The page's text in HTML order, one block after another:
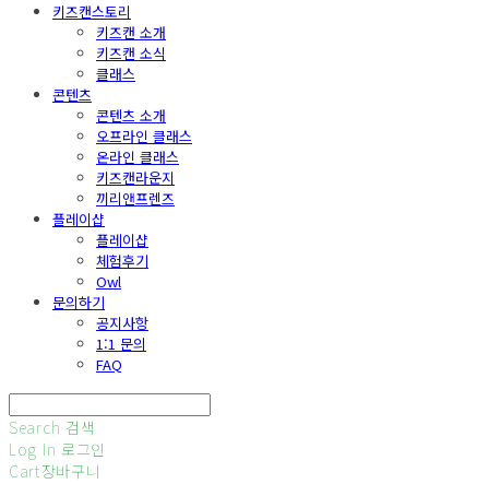
키즈캔스토리
키즈캔 소개
키즈캔 소식
클래스
콘텐츠
콘텐츠 소개
오프라인 클래스
온라인 클래스
키즈캔라운지
끼리앤프렌즈
플레이샵
플레이샵
체험후기
Owl
문의하기
공지사항
1:1 문의
FAQ
Search 검색
Log In 로그인
Cart장바구니